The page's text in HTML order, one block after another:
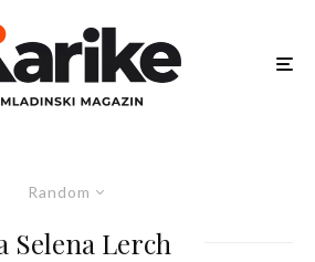
Random
Selena Lerch